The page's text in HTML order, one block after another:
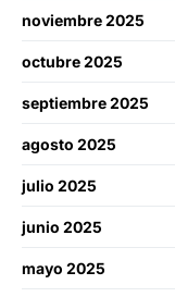
noviembre 2025
octubre 2025
septiembre 2025
agosto 2025
julio 2025
junio 2025
mayo 2025